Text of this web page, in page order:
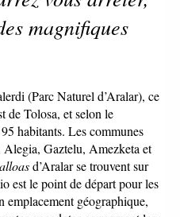
magnifiques
(Parc Naturel d’Aralar), ce
de Tolosa, et selon le
habitants. Les communes
Gaztelu, Amezketa et
d’Aralar se trouvent sur
est le point de départ pour les
emplacement géographique,